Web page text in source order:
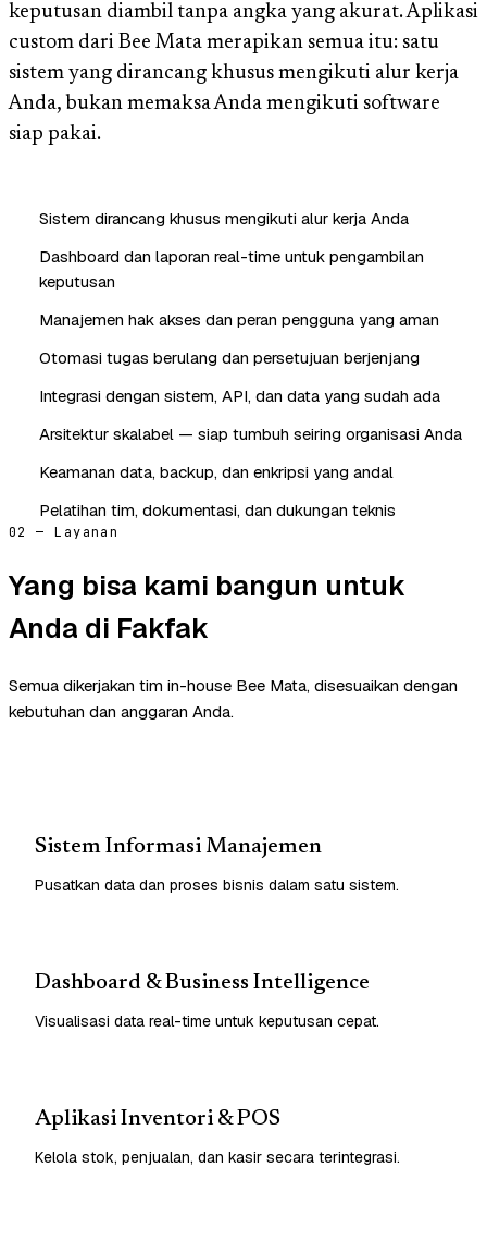
keputusan diambil tanpa angka yang akurat. Aplikasi
custom dari Bee Mata merapikan semua itu: satu
sistem yang dirancang khusus mengikuti alur kerja
Anda, bukan memaksa Anda mengikuti software
siap pakai.
Sistem dirancang khusus mengikuti alur kerja Anda
Dashboard dan laporan real-time untuk pengambilan
keputusan
Manajemen hak akses dan peran pengguna yang aman
Otomasi tugas berulang dan persetujuan berjenjang
Integrasi dengan sistem, API, dan data yang sudah ada
Arsitektur skalabel — siap tumbuh seiring organisasi Anda
Keamanan data, backup, dan enkripsi yang andal
Pelatihan tim, dokumentasi, dan dukungan teknis
02 — Layanan
Yang bisa kami bangun untuk
Anda di Fakfak
Semua dikerjakan tim in-house Bee Mata, disesuaikan dengan
kebutuhan dan anggaran Anda.
Sistem Informasi Manajemen
Pusatkan data dan proses bisnis dalam satu sistem.
Dashboard & Business Intelligence
Visualisasi data real-time untuk keputusan cepat.
Aplikasi Inventori & POS
Kelola stok, penjualan, dan kasir secara terintegrasi.